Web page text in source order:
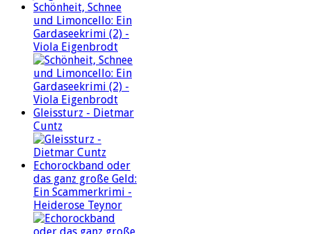
Schönheit, Schnee
und Limoncello: Ein
Gardaseekrimi (2) -
Viola Eigenbrodt
Gleissturz - Dietmar
Cuntz
Echorockband oder
das ganz große Geld:
Ein Scammerkrimi -
Heiderose Teynor